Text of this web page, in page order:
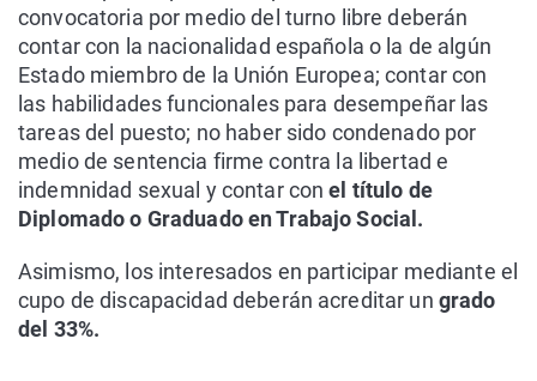
convocatoria por medio del turno libre deberán
contar con la nacionalidad española o la de algún
Estado miembro de la Unión Europea; contar con
las habilidades funcionales para desempeñar las
tareas del puesto; no haber sido condenado por
medio de sentencia firme contra la libertad e
indemnidad sexual y contar conel título de
Diplomado o Graduado en Trabajo Social.
Asimismo, los interesados en participar mediante el
cupo de discapacidad deberán acreditar un grado
del 33%.